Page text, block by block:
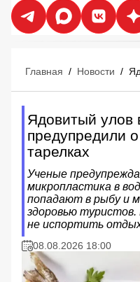
Главная / Новости /
Ядовитый улов
предупредили
тарелках
Ученые
микропластика в
попадают в рыбу и
здоровью
не испортить
08.08.2026 18:00